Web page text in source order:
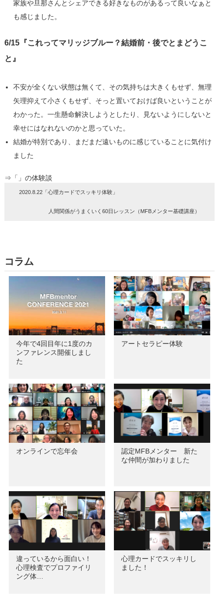
家族や旦那さんとシェアできる好きなものがあるって良いなぁと
も感じました。
6/15『これってマリッジブルー？結婚前・後でとまどうこ
と』
不安が全くない状態は無くて、その気持ちは大きくもせず、無理
矢理抑えて小さくもせず、そっと置いておけば良いということが
わかった。一生懸命解決しようとしたり、見ないようにしないと
幸せにはなれないのかと思っていた。
結婚が特別であり、まだまだ遠いものに感じていることに気付け
ました
⇒「」の体験談
2020.8.22「心理カードでスッキリ体験」
人間関係がうまくいく60日レッスン（MFBメンター基礎講座）
コラム
今年で4回目年に1度のカ
ンファレンス開催しまし
た
アートセラピー体験
オンラインで忘年会
認定MFBメンター 新た
な仲間が加わりました
違っているから面白い！
心理検査でプロファイリ
ング体…
心理カードでスッキリし
ました！